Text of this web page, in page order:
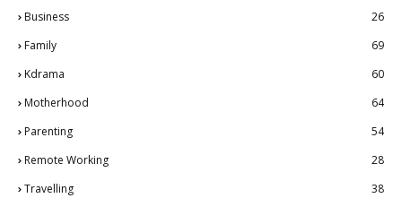
Business
26
Family
69
Kdrama
60
Motherhood
64
Parenting
54
Remote Working
28
Travelling
38